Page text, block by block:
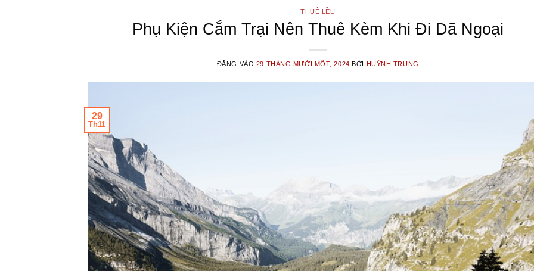
THUÊ LỀU
Phụ Kiện Cắm Trại Nên Thuê Kèm Khi Đi Dã Ngoại
ĐĂNG VÀO 29 THÁNG MƯỜI MỘT, 2024 BỞI HUỲNH TRUNG
29
Th11